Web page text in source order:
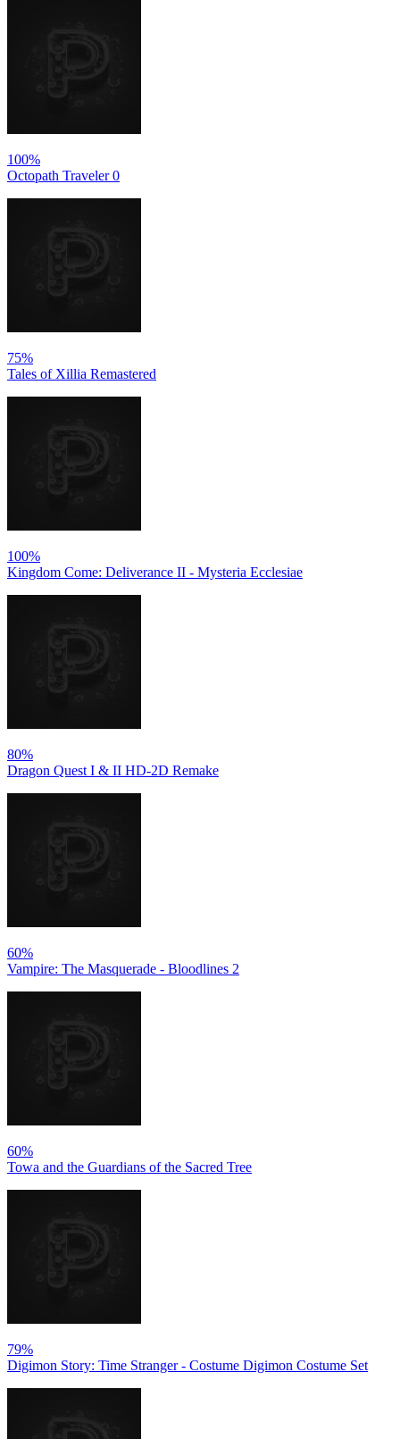
100%
Octopath Traveler 0
75%
Tales of Xillia Remastered
100%
Kingdom Come: Deliverance II - Mysteria Ecclesiae
80%
Dragon Quest I & II HD-2D Remake
60%
Vampire: The Masquerade - Bloodlines 2
60%
Towa and the Guardians of the Sacred Tree
79%
Digimon Story: Time Stranger - Costume Digimon Costume Set